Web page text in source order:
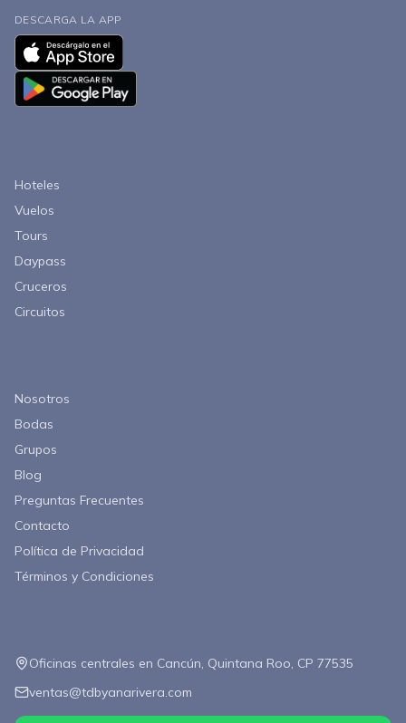
DESCARGA LA APP
Hoteles
Vuelos
Tours
Daypass
Cruceros
Circuitos
Nosotros
Bodas
Grupos
Blog
Preguntas Frecuentes
Contacto
Política de Privacidad
Términos y Condiciones
Oficinas centrales en Cancún, Quintana Roo, CP 77535
ventas@tdbyanarivera.com